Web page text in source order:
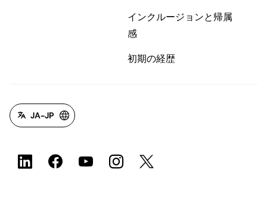
インクルージョンと帰属
感
初期の経歴
JA-JP